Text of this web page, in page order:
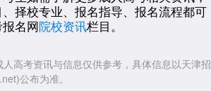
考网特别整理了官方通道指引。
津农学院成考报名入口 】，在报名系统开放期
教育招生考试院官网，按照“注册账号—填报
成操作，避开网络拥堵高峰。
与学历价值解读
择校专业、报名指导、报名流程都可
名网院校资讯栏目。
人高考资讯与信息仅供参考，具体信息以天津招
公布为准。